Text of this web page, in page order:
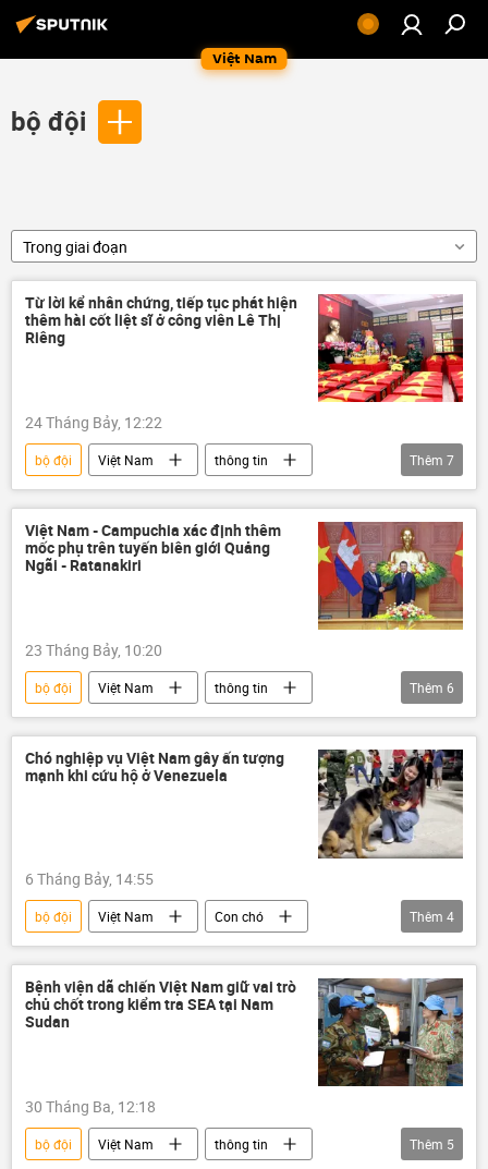
Việt Nam
bộ đội
Trong giai đoạn
Từ lời kể nhân chứng, tiếp tục phát hiện
thêm hài cốt liệt sĩ ở công viên Lê Thị
Riêng
24 Tháng Bảy, 12:22
bộ đội Việt Nam
thông tin
liệt sĩ
mẹ liệt sĩ
thương binh liệt sĩ
chiến dịch
chiến tranh
chiến tranh Việt Nam
Thêm 7
Việt Nam - Campuchia xác định thêm
mốc phụ trên tuyến biên giới Quảng
Ngãi - Ratanakiri
23 Tháng Bảy, 10:20
bộ đội Việt Nam
thông tin
Campuchia
biên giới
Quảng Ngãi
Bộ đội Biên phòng
quốc phòng
Bộ Quốc phòng Việt Nam
Thêm 6
Chó nghiệp vụ Việt Nam gây ấn tượng
mạnh khi cứu hộ ở Venezuela
6 Tháng Bảy, 14:55
bộ đội Việt Nam
Con chó
Venezuela
trận động đất
Xã hội
thông tin
Thêm 4
Bệnh viện dã chiến Việt Nam giữ vai trò
chủ chốt trong kiểm tra SEA tại Nam
Sudan
30 Tháng Ba, 12:18
bộ đội Việt Nam
thông tin
Thêm 5